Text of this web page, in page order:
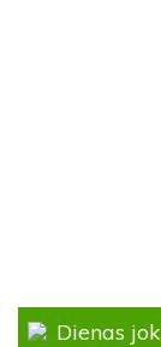
Dienas